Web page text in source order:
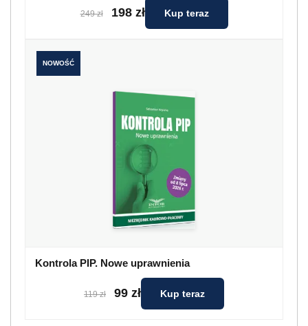
249 zł 198 zł Kup teraz
NOWOŚĆ
Kontrola PIP. Nowe uprawnienia
119 zł 99 zł Kup teraz